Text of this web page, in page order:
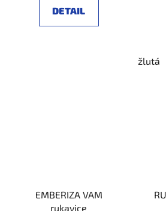
DETAIL
žlutá
EMBERIZA VAM
rukavice